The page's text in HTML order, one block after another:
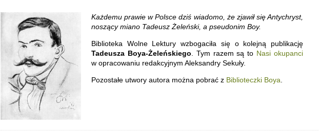
Każdemu prawie w Polsce dziś wiadomo, że zjawił się Antychryst,
noszący miano Tadeusz Żeleński, a pseudonim Boy.
Biblioteka Wolne Lektury wzbogaciła się o kolejną publikację
Tadeusza Boya-Żeleńskiego . Tym razem są to Nasi okupanci
w opracowaniu redakcyjnym Aleksandry Sekuły.
Pozostałe utwory autora można pobrać z Biblioteczki Boya